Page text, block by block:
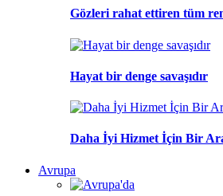
Gözleri rahat ettiren tüm
Hayat bir denge savaşıdır
Daha İyi Hizmet İçin Bir
Avrupa